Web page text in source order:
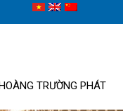
TRƯỜNG PHÁT